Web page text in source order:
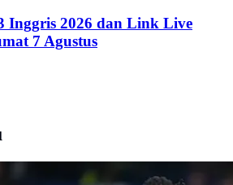
Inggris 2026 dan Link Live
7 Agustus